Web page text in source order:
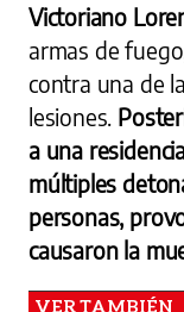
Victoriano
armas de
contra una de
lesiones.
a una
múltiples
personas,
causaron la